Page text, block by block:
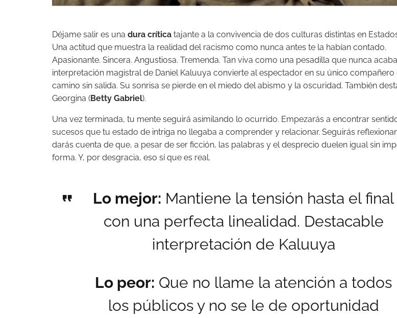
Déjame salir es una dura crítica tajante a la convivencia de dos culturas distintas en
Una actitud que muestra la realidad del racismo como nunca antes te la habían contado.
Apasionante. Sincera. Angustiosa. Tremenda. Tan viva como una pesadilla que nunca
interpretación magistral de Daniel Kaluuya convierte al espectador en su único compañero
camino sin salida. Su sonrisa se pierde en el miedo del abismo y la oscuridad. También
Georgina (Betty Gabriel).
Una vez terminada, tu mente seguirá asimilando lo ocurrido. Empezarás a encontrar
sucesos que tu estado de intriga no llegaba a comprender y relacionar. Seguirás
darás cuenta de que, a pesar de ser ficción, las palabras y el desprecio duelen igual sin
forma. Y, por desgracia, eso sí que es real.
Lo mejor: Mantiene la tensión hasta el final
con una perfecta linealidad. Destacable
interpretación de Kaluuya
Lo peor: Que no llame la atención a todos
los públicos y no se le de oportunidad